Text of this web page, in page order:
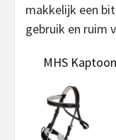
makkelijk een
gebruik en ruim
MHS